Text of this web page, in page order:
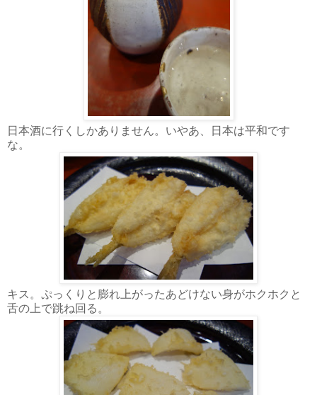
日本酒に行くしかありません。いやあ、日本は平和です
な。
キス。ぷっくりと膨れ上がったあどけない身がホクホクと
舌の上で跳ね回る。